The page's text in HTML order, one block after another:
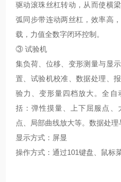
驱动滚珠丝杠转动，从而使横
弧同步带连动两丝杠，效率高
载，力值全数字闭环控制。
③ 试验机
集负荷、位移、变形测量与显
置、试验机校准、数据处理、
验力、变形量四档放大。全自
括：弹性摸量、上下屈服点、
点、局部曲线放大等。数据处理
显示方式：屏显
操作方式：通过101键盘、鼠标